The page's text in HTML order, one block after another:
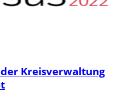
Kreisverwaltung